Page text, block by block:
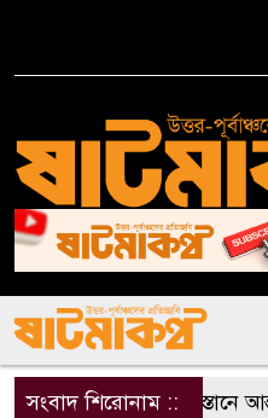
সংবাদ শিরোনাম ::
কাজাখস্তানে